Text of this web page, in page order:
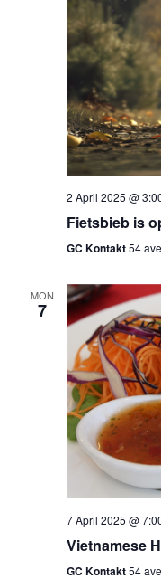
2 April 2025 @
Fietsbieb is
GC Kontakt54
MON
7
7 April 2025 @
Vietnamese
GC Kontakt54